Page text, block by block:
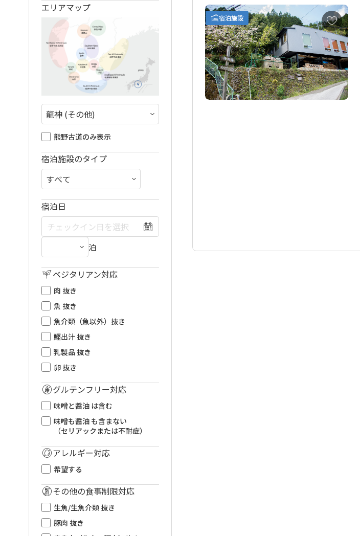
宿泊施設
お
気
に
入
り
に
追
加
エリアマップ
熊野古道のみ表示
宿泊施設のタイプ
宿泊日
泊
ベジタリアン対応
肉 抜き
魚 抜き
魚介類（魚以外）抜き
鰹出汁 抜き
乳製品 抜き
卵 抜き
グルテンフリー対応
味噌と醤油 は含む
味噌も醤油 も含まない
（セリアックまたは不耐症）
アレルギー対応
希望する
その他の食事制限対応
生魚/生魚介類 抜き
豚肉 抜き